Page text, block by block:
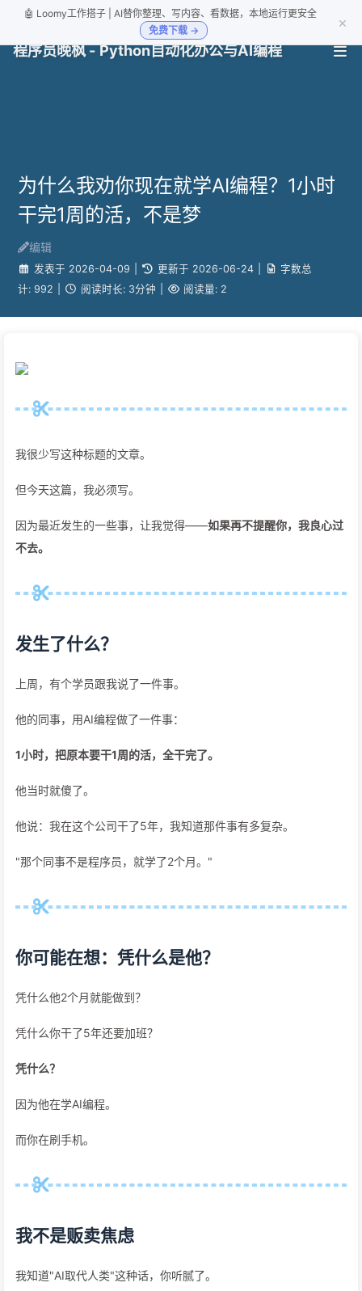
🤖 Loomy工作搭子 | AI替你整理、写内容、看数据，本地运行更安全
免费下载 →
×
程序员晚枫 - Python自动化办公与AI编程
为什么我劝你现在就学AI编程？1小时
干完1周的活，不是梦
编辑
发表于 2026-04-09 更新于 2026-06-24
字数总
计: 992 阅读时长: 3分钟 阅读量: 2
我很少写这种标题的文章。
但今天这篇，我必须写。
因为最近发生的一些事，让我觉得——如果再不提醒你，我良心过
不去。
发生了什么？
上周，有个学员跟我说了一件事。
他的同事，用AI编程做了一件事：
1小时，把原本要干1周的活，全干完了。
他当时就傻了。
他说：我在这个公司干了5年，我知道那件事有多复杂。
"那个同事不是程序员，就学了2个月。"
你可能在想：凭什么是他？
凭什么他2个月就能做到？
凭什么你干了5年还要加班？
凭什么？
因为他在学AI编程。
而你在刷手机。
我不是贩卖焦虑
我知道"AI取代人类"这种话，你听腻了。